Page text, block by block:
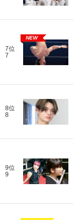
7位
7
NEW
8位
8
9位
9